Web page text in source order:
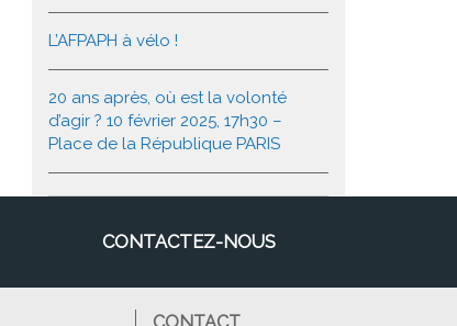
L’AFPAPH à vélo !
20 ans après, où est la volonté
d’agir ? 10 février 2025, 17h30 –
Place de la République PARIS
CONTACTEZ-NOUS